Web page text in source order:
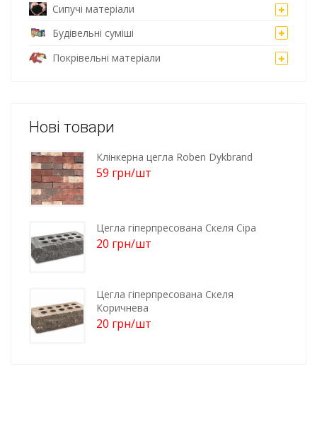
Сипучі матеріали
Будівельні суміші
Покрівельні матеріали
Нові товари
Клінкерна цегла Roben Dykbrand
59 грн/шт
Цегла гіперпресована Скеля Сіра
20 грн/шт
Цегла гіперпресована Скеля
Коричнева
20 грн/шт